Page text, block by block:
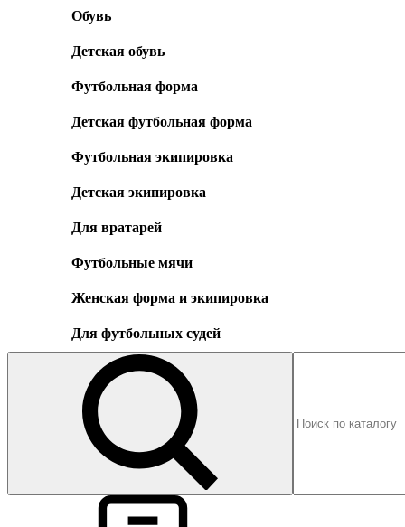
Обувь
Детская обувь
Футбольная форма
Детская футбольная форма
Футбольная экипировка
Детская экипировка
Для вратарей
Футбольные мячи
Женская форма и экипировка
Для футбольных судей